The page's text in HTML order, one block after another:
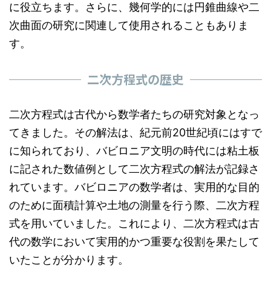
に役立ちます。さらに、幾何学的には円錐曲線や二
次曲面の研究に関連して使用されることもありま
す。
二次方程式の歴史
二次方程式は古代から数学者たちの研究対象となっ
てきました。その解法は、紀元前20世紀頃にはすで
に知られており、バビロニア文明の時代には粘土板
に記された数値例として二次方程式の解法が記録さ
れています。バビロニアの数学者は、実用的な目的
のために面積計算や土地の測量を行う際、二次方程
式を用いていました。これにより、二次方程式は古
代の数学において実用的かつ重要な役割を果たして
いたことが分かります。